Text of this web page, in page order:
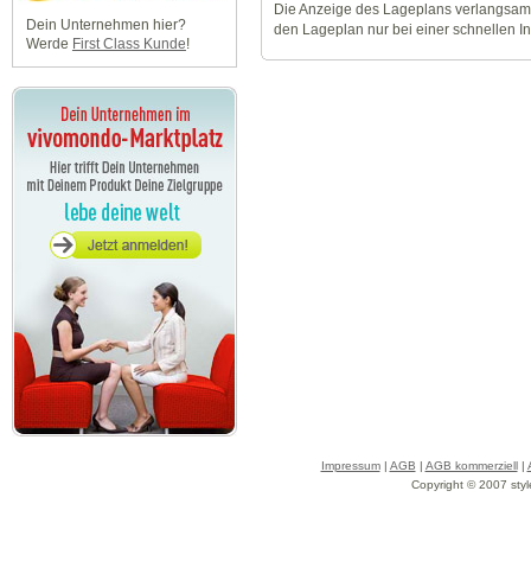
Dein Unternehmen hier?
Werde First Class Kunde!
Die Anzeige des Lageplans
den Lageplan nur bei einer schnellen
Impressum| AGB | AGB kommerziell|
Copyright © 2007